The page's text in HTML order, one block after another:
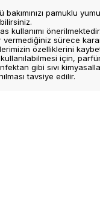
bakımınızı pamuklu
kullanımı
vermediğiniz sürece
özelliklerini
için,
gibi sıvı
tavsiye edilir.